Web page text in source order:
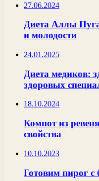
27.06.2024
Диета Аллы
и молодости
24.01.2025
Диета медиков:
здоровых
18.10.2024
Компот из
свойства
10.10.2023
Готовим пирог с